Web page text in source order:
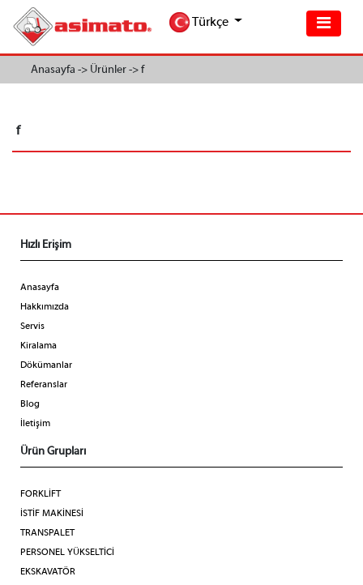
Türkçe
Anasayfa -> Ürünler -> f
f
Hızlı Erişim
Anasayfa
Hakkımızda
Servis
Kiralama
Dökümanlar
Referanslar
Blog
İletişim
Ürün Grupları
FORKLİFT
İSTİF MAKİNESİ
TRANSPALET
PERSONEL YÜKSELTİCİ
EKSKAVATÖR